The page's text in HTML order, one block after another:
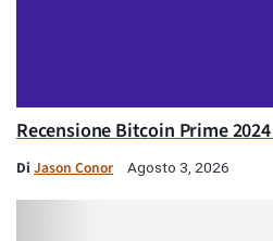
Recensione Bitcoin Prime
Di Jason Conor Agosto 3, 2026